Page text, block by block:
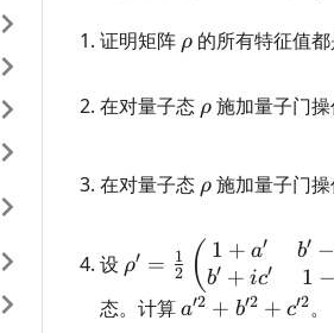
证明矩阵 \rho
ρ 的所有特征值都
在对量子态
\rho
ρ 施加量子门
在对量子态
\rho
ρ 施加量子门
设
\rho' = \frac{1}
{2}
\begin{pmatrix}
ρ′ = 2
1 ( 1 + a′
b′ + ic′
b′ −
1 −
态。计算a'^2
a′2 + b′2 + c′2。